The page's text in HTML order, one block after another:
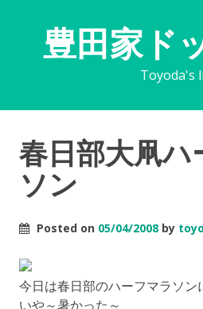
豊田家ド
Toyoda's
春日部大凧ハ
ソン
Posted on 05/04/2008 by
今日は春日部のハーフマラソン
いや～暑かった～